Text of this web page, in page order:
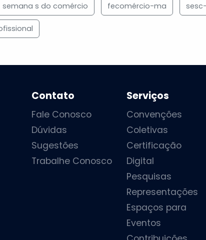
semana s do comércio fecomércio-ma
Contato
Fale Conosco
Dúvidas
Sugestões
Trabalhe Conosco
Serviços
Convenções
Coletivas
Certificação
Digital
Pesquisas
Representações
Espaços para
Eventos